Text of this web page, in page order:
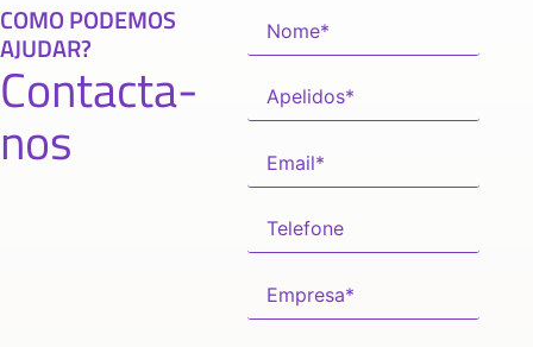
COMO PODEMOS
AJUDAR?
Contacta-
nos